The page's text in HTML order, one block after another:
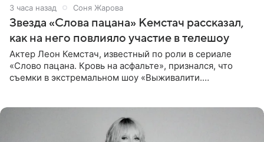
3 часа назад Соня Жарова
Звезда «Слова пацана» Кемстач рассказал,
как на него повлияло участие в телешоу
Актер Леон Кемстач, известный по роли в сериале
«Слово пацана. Кровь на асфальте», признался, что
съемки в экстремальном шоу «Выживалити.